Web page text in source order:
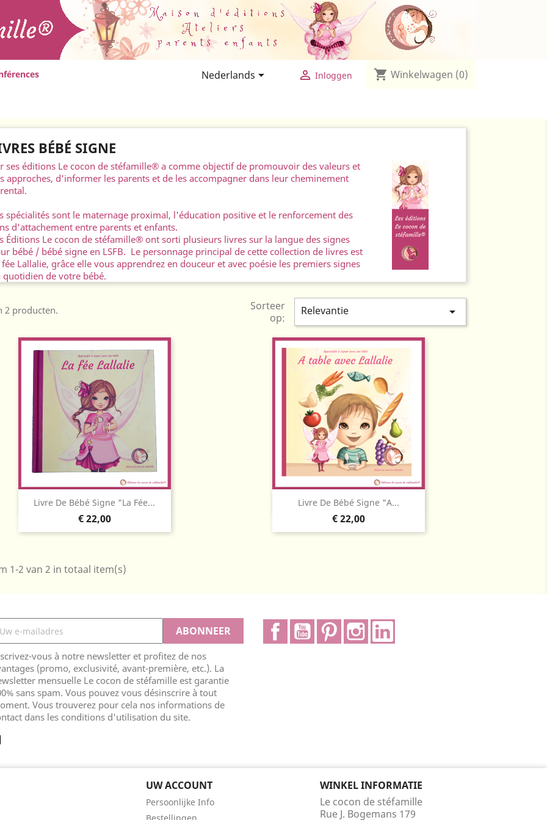
Nederlands  Inloggen shopping_cart Winkelwagen (0)

BÉBÉ SIGNE
ses éditions Le cocon de stéfamille® a comme objectif de promouvoir des valeurs et
approches, d'informer les parents et de les accompagner dans leur cheminement
spécialités sont le maternage proximal, l'éducation positive et le renforcement des
d'attachement entre parents et enfants.
Éditions Le cocon de stéfamille® ont sorti plusieurs livres sur la langue des signes
bébé / bébé signe en LSFB. Le personnage principal de cette collection de livres est
fée Lallalie, grâce elle vous apprendrez en douceur et avec poésie les premiers signes
quotidien de votre bébé.
2 producten.
Sorteer
op:
Relevantie 
Livre De Bébé Signe "La Fée...
Prijs
€ 22,00
Snel bekijken Livre De Bébé Signe "A...
Prijs
€ 22,00
Snel bekijken
1-2 van 2 in totaal item(s)
vous à notre newsletter et profitez de nos
(promo, exclusivité, avant-première, etc.). La
mensuelle Le cocon de stéfamille est garantie
sans spam. Vous pouvez vous désinscrire à tout
Vous trouverez pour cela nos informations de
dans les conditions d'utilisation du site.
FacebookYouTubePinterestInstagram
UW ACCOUNT
Persoonlijke Info
WINKEL INFORMATIE
Le cocon de stéfamille
Rue J. Bogemans 179